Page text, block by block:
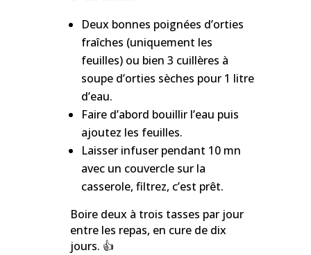
Deux bonnes poignées d’orties
fraîches (uniquement les
feuilles) ou bien 3 cuillères à
soupe d’orties sèches pour 1 litre
d’eau.
Faire d’abord bouillir l’eau puis
ajoutez les feuilles.
Laisser infuser pendant 10 mn
avec un couvercle sur la
casserole, filtrez, c’est prêt.
Boire deux à trois tasses par jour
entre les repas, en cure de dix
jours. 👍